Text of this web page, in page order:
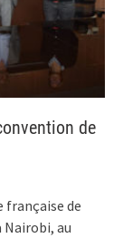
de
française de
Nairobi, au